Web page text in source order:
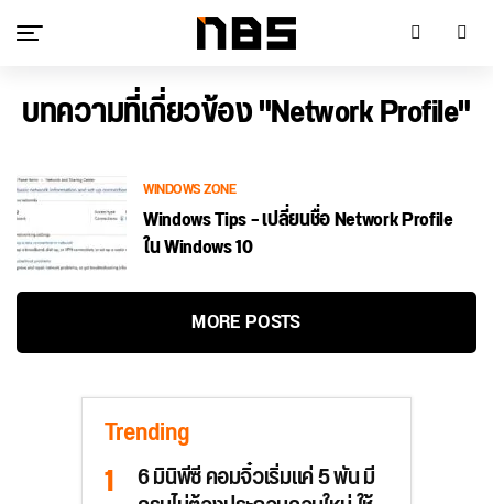
บทความที่เกี่ยวข้อง "Network Profile"
WINDOWS ZONE
Windows Tips – เปลี่ยนชื่อ Network Profile
ใน Windows 10
MORE POSTS
Trending
6 มินิพีซี คอมจิ๋วเริ่มแค่ 5 พัน มี